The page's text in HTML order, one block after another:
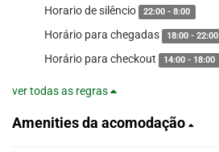
Horario de silêncio 22:00 - 8:00
Horário para chegadas 18:00 - 22:00
Horário para checkout 14:00 - 18:00
ver todas as regras
Amenities da acomodação